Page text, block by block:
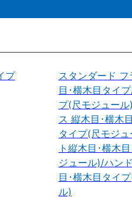
プ
スタンダード フ
目･横木目タイ
プ(尺モジュー
ス 縦木目･横木
タイプ(尺モジ
ト縦木目･横木
ジュール)/ハン
目･横木目タイ
ル)